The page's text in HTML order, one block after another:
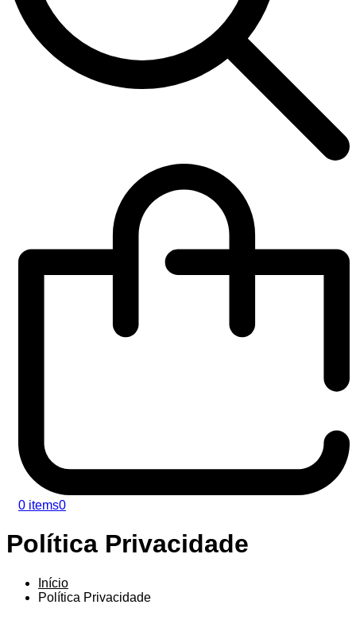
0 items0
Política Privacidade
Início
Política Privacidade